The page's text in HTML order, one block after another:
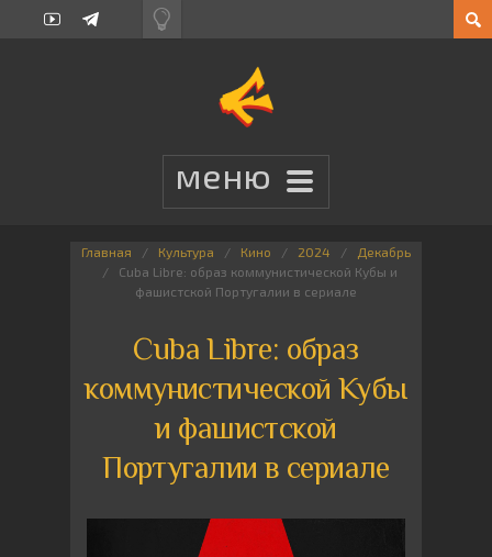
Главная Культура Кино 2024
Декабрь
Cuba Libre: образ коммунистической Кубы и
фашистской Португалии в сериале
Cuba Libre: образ
коммунистической Кубы
и фашистской
Португалии в сериале